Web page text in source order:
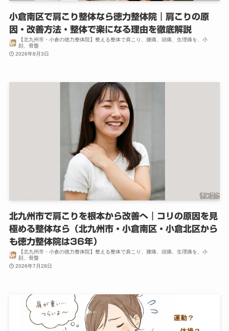
小倉南区で肩こり整体なら徳力整体院｜肩こりの原
因・改善方法・整体で楽になる理由を徹底解説
【北九州市・小倉の徳力整体院】整える整体で肩こり、腰痛、頭痛、生理痛を、小
顔、骨盤
2026年8月3日
北九州市で肩こりを根本から改善へ｜コリの原因を見
極める整体なら（北九州市・小倉南区・小倉北区から
も徳力整体院は36年）
【北九州市・小倉の徳力整体院】整える整体で肩こり、腰痛、頭痛、生理痛を、小
顔、骨盤
2026年7月28日